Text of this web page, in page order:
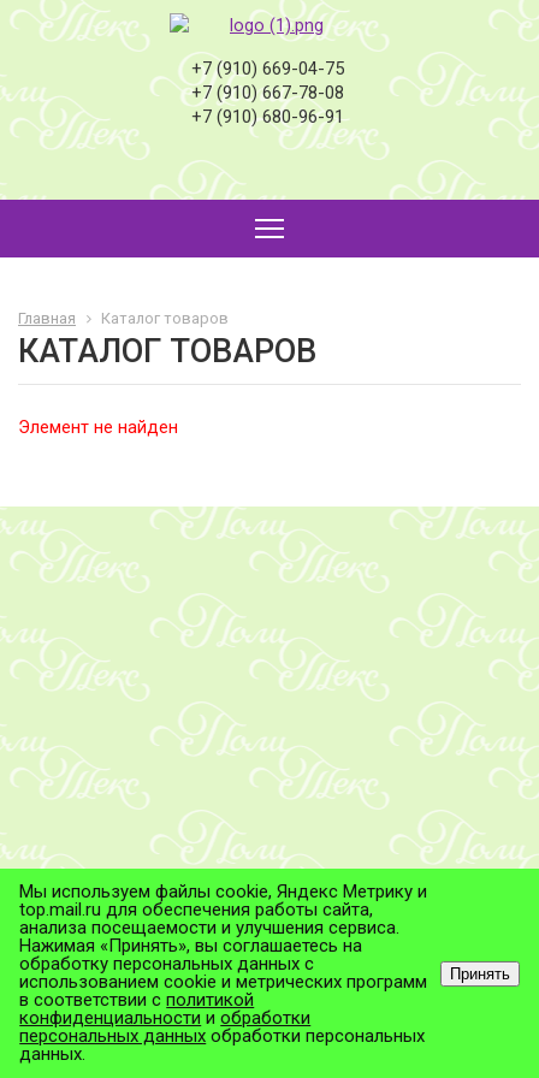
+7 (910) 669-04-75
+7 (910) 667-78-08
+7 (910) 680-96-91
Главная Каталог товаров
КАТАЛОГ ТОВАРОВ
Элемент не найден
© ТД "ПолиТекс", 2026
Все права защищены.
Мы используем файлы cookie, Яндекс Метрику и
top.mail.ru для обеспечения работы сайта,
анализа посещаемости и улучшения сервиса.
Нажимая «Принять», вы соглашаетесь на
обработку персональных данных с
использованием cookie и метрических программ
в соответствии сполитикой
конфиденциальности иобработки
персональных данных обработки персональных
данных.
Принять